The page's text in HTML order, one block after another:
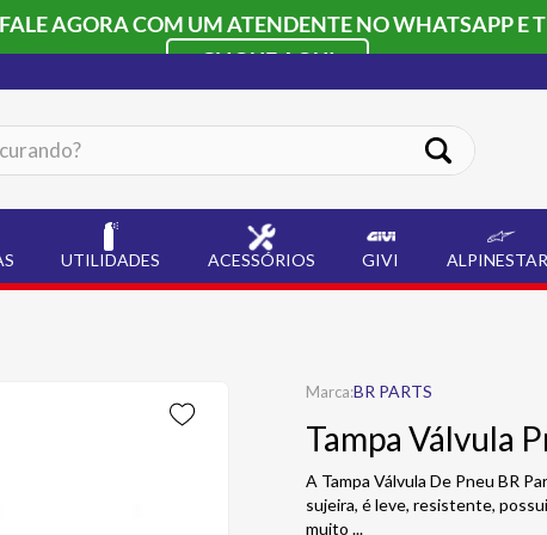
AGORA COM UM ATENDENTE NO WHATSAPP E
CLIQUE AQUI
UTILIDADES ACESSÓRIOS GIVI
BR PARTS
Tampa Válvula
A Tampa Válvula De Pneu BR
sujeira, é leve, resistente,
muito ...